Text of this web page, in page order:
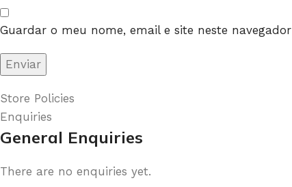
Guardar o meu nome, email e site neste
Store Policies
Enquiries
General Enquiries
There are no enquiries yet.